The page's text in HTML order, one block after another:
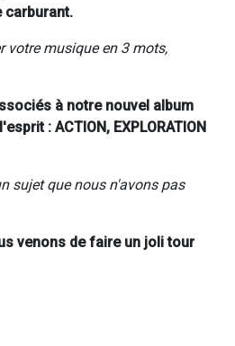
carburant.
votre musique en 3 mots,
à notre nouvel album
: ACTION, EXPLORATION
sujet que nous n'avons pas
venons de faire un joli tour